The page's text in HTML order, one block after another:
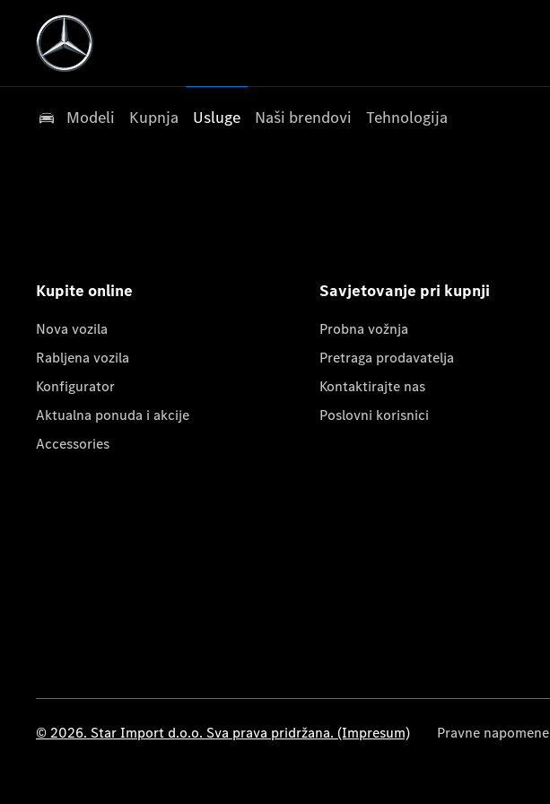
Modeli Kupnja Usluge Naši brendovi Tehnologija
Kupite online
Nova vozila
Rabljena vozila
Konfigurator
Aktualna ponuda i akcije
Accessories
Savjetovanje pri kupnji
Probna vožnja
Pretraga prodavatelja
Kontaktirajte nas
Poslovni korisnici
© 2026. Star Import d.o.o. Sva prava pridržana. (Impresum) Pravne napomene